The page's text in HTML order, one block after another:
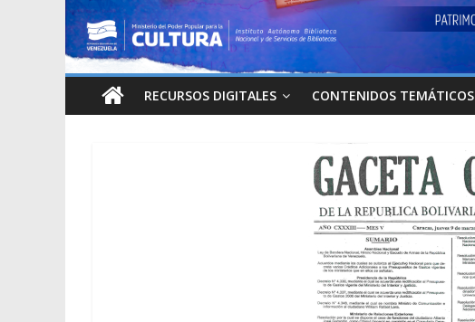
RECURSOS DIGITALES CONTENIDOS TEMÁTICOS